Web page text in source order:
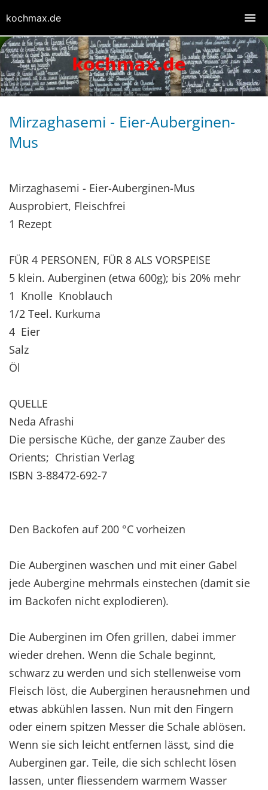
Mirzaghasemi - Eier-Auberginen-
Mus
Mirzaghasemi - Eier-Auberginen-Mus
Ausprobiert, Fleischfrei
1 Rezept
FÜR 4 PERSONEN, FÜR 8 ALS VORSPEISE
5 klein. Auberginen (etwa 600g); bis 20% mehr
1 Knolle Knoblauch
1/2 Teel. Kurkuma
4 Eier
Salz
Öl
QUELLE
Neda Afrashi
Die persische Küche, der ganze Zauber des
Orients; Christian Verlag
ISBN 3-88472-692-7
Den Backofen auf 200 °C vorheizen
Die Auberginen waschen und mit einer Gabel
jede Aubergine mehrmals einstechen (damit sie
im Backofen nicht explodieren).
Die Auberginen im Ofen grillen, dabei immer
wieder drehen. Wenn die Schale beginnt,
schwarz zu werden und sich stellenweise vom
Fleisch löst, die Auberginen herausnehmen und
etwas abkühlen lassen. Nun mit den Fingern
oder einem spitzen Messer die Schale ablösen.
Wenn sie sich leicht entfernen lässt, sind die
Auberginen gar. Teile, die sich schlecht lösen
lassen, unter fliessendem warmem Wasser
kochmax.de